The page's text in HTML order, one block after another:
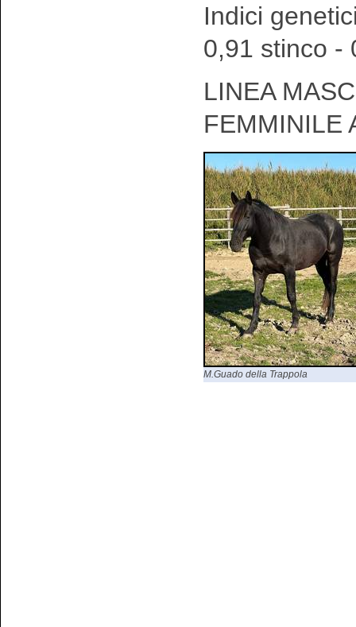
Indici
0,91 stinco -
LINEA
FEMMINILE
M.Guado della Trappola